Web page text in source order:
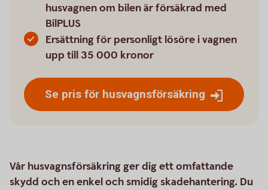
husvagnen om bilen är försäkrad med
BilPLUS
Ersättning för personligt lösöre i vagnen
upp till 35 000 kronor
Se pris för husvagnsförsäkring
Vår husvagnsförsäkring ger dig ett omfattande
skydd och en enkel och smidig skadehantering. Du